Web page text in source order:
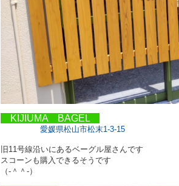
KIJIUMA BAGEL
愛媛県松山市松末1-3-15
旧11号線沿いにあるベーグル屋さんです
スコーンも購入できるそうです
（‐＾＾‐）